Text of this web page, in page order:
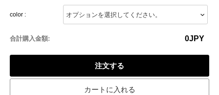
color :
合計購入金額: 0JPY
注文する
カートに入れる